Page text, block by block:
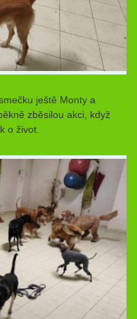
ještě Monty a
zběsilou akci, když
o život.